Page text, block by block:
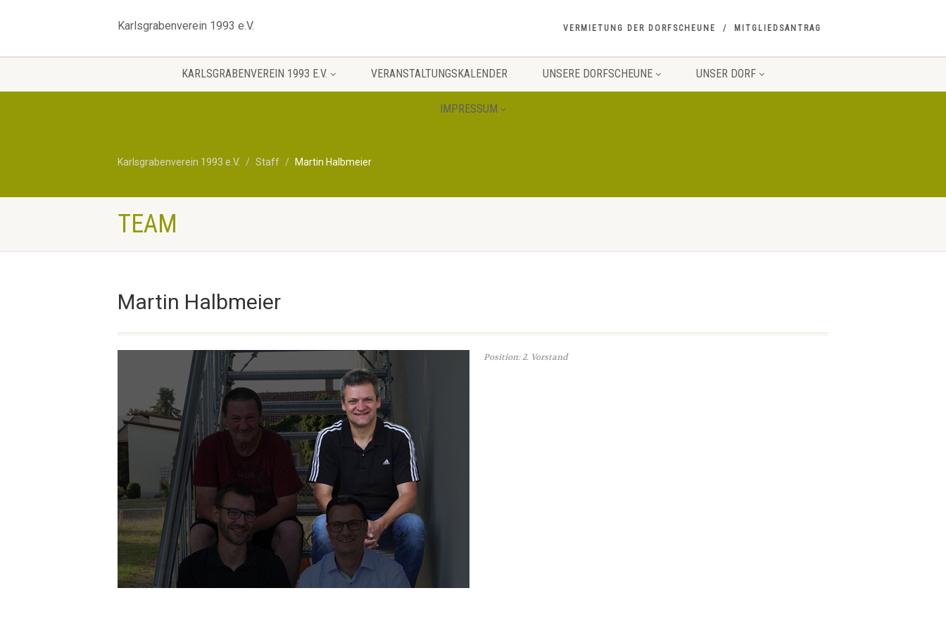
Karlsgrabenverein 1993 e.V. VERMIETUNG DER DORFSCHEUNE MITGLIEDSANTRAG
KARLSGRABENVEREIN 1993 E.V. VERANSTALTUNGSKALENDER UNSERE DORFSCHEUNE UNSER DORF
IMPRESSUM
Karlsgrabenverein 1993 e.V. Staff Martin Halbmeier
TEAM
Martin Halbmeier
Position: 2. Vorstand